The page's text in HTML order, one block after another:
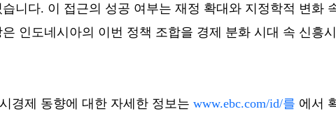
니다. 이 접근의 성공 여부는 재정 확대와 지정학적 변화
인도네시아의 이번 정책 조합을 경제 분화 시대 속 신흥
경제 동향에 대한 자세한 정보는www.ebc.com/id/를 에서